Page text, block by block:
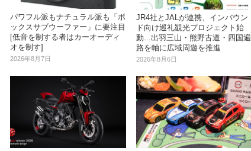
パワフル派もナチュラル派も「ボ
ックスサブウーファー」に要注目
[低音を制する者はカーオーディ
オを制す]
2026年8月7日
JR4社とJALが連携、インバウン
ド向け巡礼観光プロジェクト始
動...出羽三山・熊野古道・四国遍
路を軸に広域周遊を推進
2026年8月6日